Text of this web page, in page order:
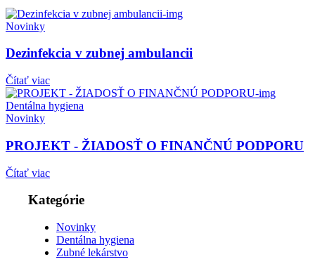
Novinky
Dezinfekcia v zubnej ambulancii
Čítať viac
Dentálna hygiena
Novinky
PROJEKT - ŽIADOSŤ O FINANČNÚ PODPORU
Čítať viac
Kategórie
Novinky
Dentálna hygiena
Zubné lekárstvo